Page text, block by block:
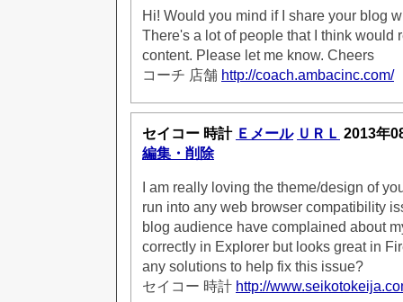
Hi! Would you mind if I share your blog
There's a lot of people that I think would
content. Please let me know. Cheers
コーチ 店舗 http://coach.ambacinc.com/
セイコー 時計 Ｅメール ＵＲＬ 2013年
編集・削除
I am really loving the theme/design of
run into any web browser compatibility
blog audience have complained about
correctly in Explorer but looks great in
any solutions to help fix this issue?
セイコー 時計 http://